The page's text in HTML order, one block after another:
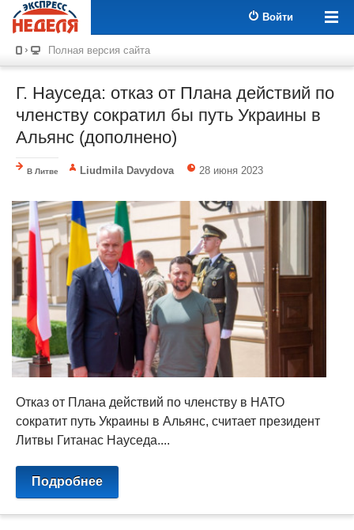
Войти
Полная версия сайта
Г. Науседа: отказ от Плана действий по
членству сократил бы путь Украины в
Альянс (дополнено)
В Литве Liudmila Davydova 28 июня 2023
Отказ от Плана действий по членству в НАТО
сократит путь Украины в Альянс, считает президент
Литвы Гитанас Науседа....
Подробнее